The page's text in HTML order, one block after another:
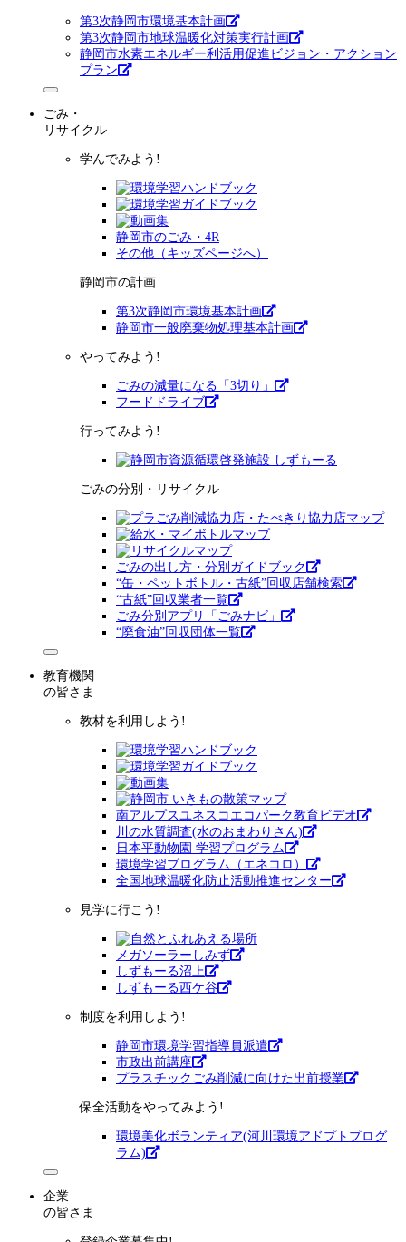
第3次静岡市環境基本計画
第3次静岡市地球温暖化対策実行計画
静岡市水素エネルギー利活用促進ビジョン・アクション
プラン
ごみ・
リサイクル
学んでみよう!
静岡市のごみ・4R
その他（キッズページへ）
静岡市の計画
第3次静岡市環境基本計画
静岡市一般廃棄物処理基本計画
やってみよう!
ごみの減量になる「3切り」
フードドライブ
行ってみよう!
ごみの分別・リサイクル
ごみの出し方・分別ガイドブック
“缶・ペットボトル・古紙”回収店舗検索
“古紙”回収業者一覧
ごみ分別アプリ「ごみナビ」
“廃食油”回収団体一覧
教育機関
の皆さま
教材を利用しよう!
南アルプスユネスコエコパーク教育ビデオ
川の水質調査(水のおまわりさん)
日本平動物園 学習プログラム
環境学習プログラム（エネコロ）
全国地球温暖化防止活動推進センター
見学に行こう!
メガソーラーしみず
しずもーる沼上
しずもーる⻄ケ谷
制度を利用しよう!
静岡市環境学習指導員派遣
市政出前講座
プラスチックごみ削減に向けた出前授業
保全活動をやってみよう!
環境美化ボランティア(河川環境アドプトプログ
ラム)
企業
の皆さま